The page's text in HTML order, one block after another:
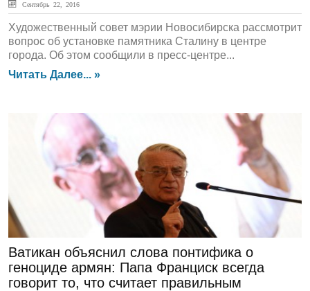
Сентябрь 22, 2016
Художественный совет мэрии Новосибирска рассмотрит
вопрос об установке памятника Сталину в центре
города. Об этом сообщили в пресс-центре...
Читать Далее... »
ЛЕНТА НОВОСТЕЙ
Ватикан объяснил слова понтифика о
геноциде армян: Папа Франциск всегда
говорит то, что считает правильным